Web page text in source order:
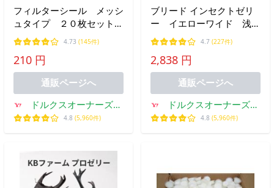
フィルターシール メッシ
ュタイプ ２０枚セット
（直径４０ミリ）
4.73 (145件)
210 円
通販ページへ
ドルクスオーナーズシ
ョップ
4.8 (5,960件)
ブリード インセクトゼリ
ー イエローワイド 浅型
ワイドゼリー 500個入りケ
ース
4.7 (227件)
2,838 円
通販ページへ
ドルクスオーナーズシ
ョップ
4.8 (5,960件)